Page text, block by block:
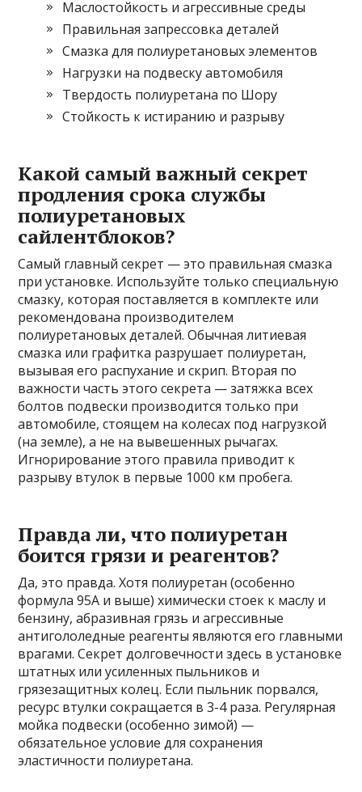
Маслостойкость и агрессивные среды
Правильная запрессовка деталей
Смазка для полиуретановых элементов
Нагрузки на подвеску автомобиля
Твердость полиуретана по Шору
Стойкость к истиранию и разрыву
Какой самый важный секрет
продления срока службы
полиуретановых
сайлентблоков?
Самый главный секрет — это правильная смазка
при установке. Используйте только специальную
смазку, которая поставляется в комплекте или
рекомендована производителем
полиуретановых деталей. Обычная литиевая
смазка или графитка разрушает полиуретан,
вызывая его распухание и скрип. Вторая по
важности часть этого секрета — затяжка всех
болтов подвески производится только при
автомобиле, стоящем на колесах под нагрузкой
(на земле), а не на вывешенных рычагах.
Игнорирование этого правила приводит к
разрыву втулок в первые 1000 км пробега.
Правда ли, что полиуретан
боится грязи и реагентов?
Да, это правда. Хотя полиуретан (особенно
формула 95A и выше) химически стоек к маслу и
бензину, абразивная грязь и агрессивные
антигололедные реагенты являются его главными
врагами. Секрет долговечности здесь в установке
штатных или усиленных пыльников и
грязезащитных колец. Если пыльник порвался,
ресурс втулки сокращается в 3-4 раза. Регулярная
мойка подвески (особенно зимой) —
обязательное условие для сохранения
эластичности полиуретана.